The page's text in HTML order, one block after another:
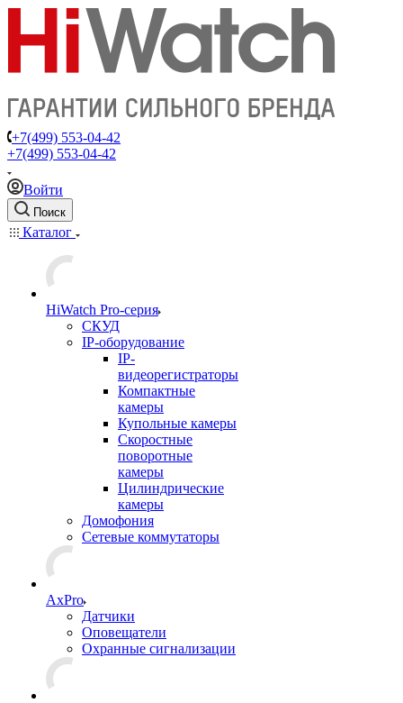
+7(499) 553-04-42
+7(499) 553-04-42
Войти
Поиск
Каталог
HiWatch Pro-серия
CКУД
IP-оборудование
IP-
видеорегистраторы
Компактные
камеры
Купольные камеры
Скоростные
поворотные
камеры
Цилиндрические
камеры
Домофония
Сетевые коммутаторы
AxPro
Датчики
Оповещатели
Охранные сигнализации